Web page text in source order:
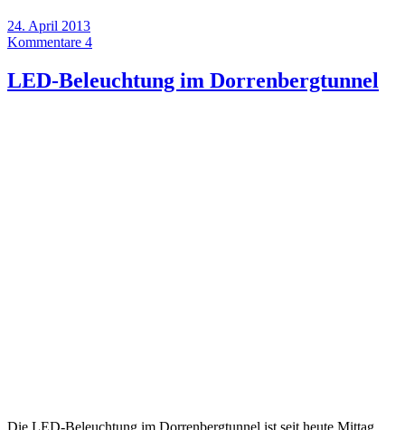
24. April 2013
Kommentare 4
LED-Beleuchtung im Dorrenbergtunnel
Die LED-Beleuchtung im Dorrenbergtunnel ist seit heute Mittag